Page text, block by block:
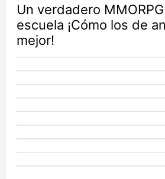
Un verdadero
escuela ¡Cómo los de
mejor!